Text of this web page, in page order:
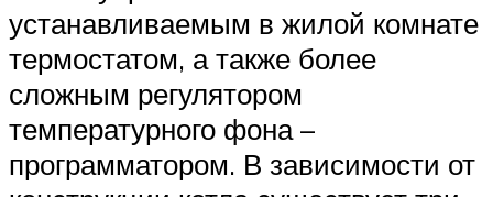
устанавливаемым в жилой комнате
термостатом, а также более
сложным регулятором
температурного фона –
программатором. В зависимости от